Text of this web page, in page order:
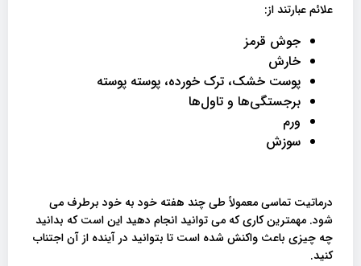
علائم عبارتند از:
جوش قرمز
خارش
پوست خشک، ترک خورده، پوسته پوسته
برجستگی‌ها و تاول‌ها
ورم
سوزش
درماتیت تماسی معمولاً طی چند هفته خود به خود برطرف می
شود. مهمترین کاری که می توانید انجام دهید این است که بدانید
چه چیزی باعث واکنش شده است تا بتوانید در آینده از آن اجتناب
کنید.